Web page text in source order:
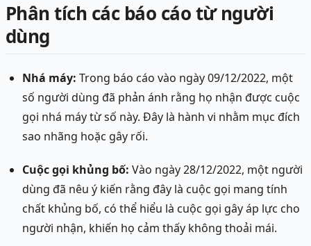
Phân tích các báo cáo từ người
dùng
Nhá máy: Trong báo cáo vào ngày 09/12/2022, một
số người dùng đã phản ánh rằng họ nhận được cuộc
gọi nhá máy từ số này. Đây là hành vi nhằm mục đích
sao nhãng hoặc gây rối.
Cuộc gọi khủng bố: Vào ngày 28/12/2022, một người
dùng đã nêu ý kiến rằng đây là cuộc gọi mang tính
chất khủng bố, có thể hiểu là cuộc gọi gây áp lực cho
người nhận, khiến họ cảm thấy không thoải mái.